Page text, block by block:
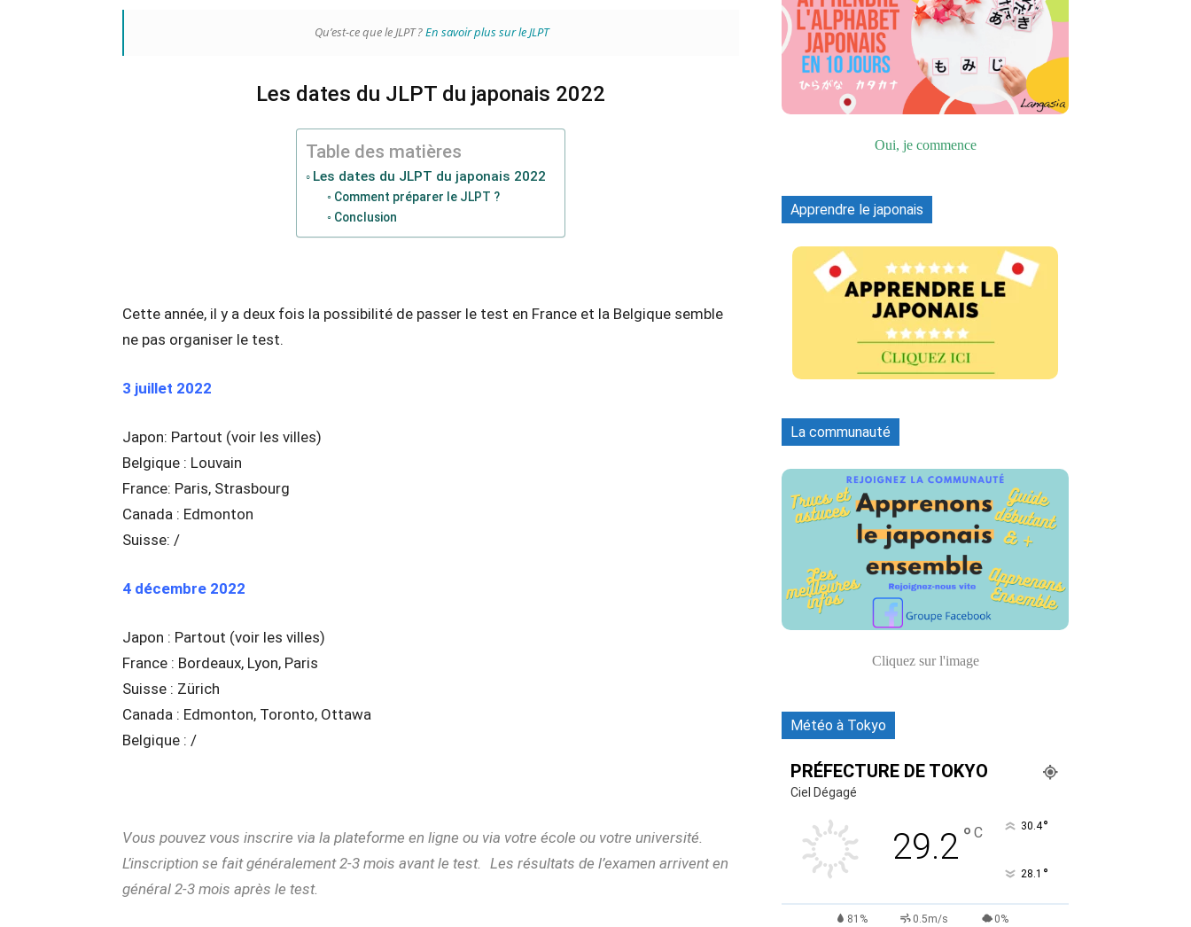
Qu’est-ce que le JLPT ?En savoir plus sur le JLPT
Les dates du JLPT du japonais 2022
Table des matières
Les dates du JLPT du japonais 2022
Comment préparer le JLPT ?
Conclusion
Cette année, il y a deux fois la possibilité de passer le test en France et la Belgique semble
ne pas organiser le test.
3 juillet 2022
Japon: Partout (voir les villes)
Belgique : Louvain
France: Paris, Strasbourg
Canada : Edmonton
Suisse: /
4 décembre 2022
Japon : Partout (voir les villes)
France : Bordeaux, Lyon, Paris
Suisse : Zürich
Canada : Edmonton, Toronto, Ottawa
Belgique : /
Vous pouvez vous inscrire via la plateforme en ligne ou via votre école ou votre université.
L’inscription se fait généralement 2-3 mois avant le test. Les résultats de l’examen arrivent en
général 2-3 mois après le test.
Oui, je commence
Apprendre le japonais
La communauté
Cliquez sur l'image
Météo à Tokyo
PRÉFECTURE DE TOKYO
Ciel Dégagé
29.2 ° C 30.4°
28.1 °
81% 0.5m/s 0%